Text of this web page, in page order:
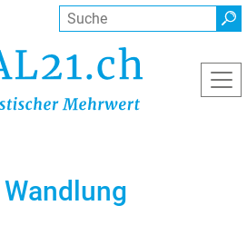
Suche